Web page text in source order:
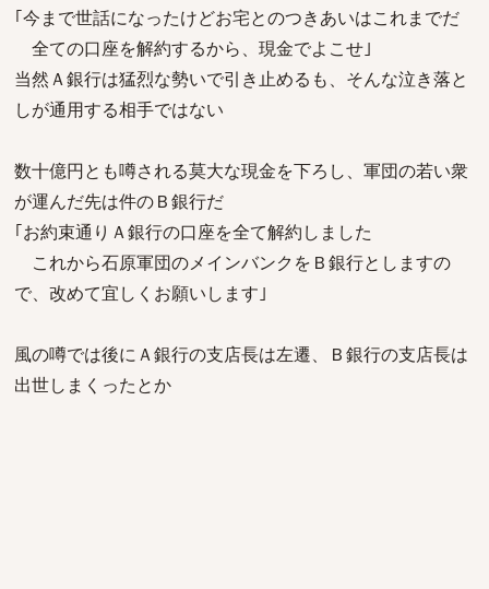
｢今まで世話になったけどお宅とのつきあいはこれまでだ
全ての口座を解約するから、現金でよこせ｣
当然Ａ銀行は猛烈な勢いで引き止めるも、そんな泣き落と
しが通用する相手ではない
数十億円とも噂される莫大な現金を下ろし、軍団の若い衆
が運んだ先は件のＢ銀行だ
｢お約束通りＡ銀行の口座を全て解約しました
これから石原軍団のメインバンクをＢ銀行としますの
で、改めて宜しくお願いします｣
風の噂では後にＡ銀行の支店長は左遷、Ｂ銀行の支店長は
出世しまくったとか